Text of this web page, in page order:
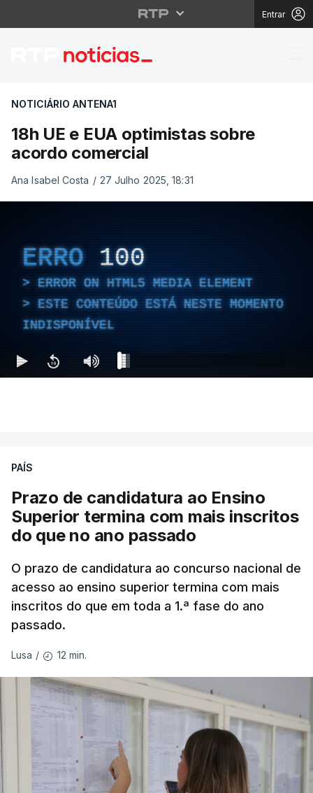
Entrar
18h UE e EUA
NOTICIÁRIO ANTENA1
18h UE e EUA optimistas sobre
acordo comercial
Ana Isabel Costa / 27 Julho 2025, 18:31
ERRO 100
ERROR ON HTML5 MEDIA ELEMENT
ESTE CONTEÚDO ESTÁ NESTE MOMENTO
INDISPONÍVEL
PAÍS
Prazo de candidatura ao Ensino
Superior termina com mais inscritos
do que no ano passado
O prazo de candidatura ao concurso nacional de
acesso ao ensino superior termina com mais
inscritos do que em toda a 1.ª fase do ano
passado.
Lusa / 12 min.